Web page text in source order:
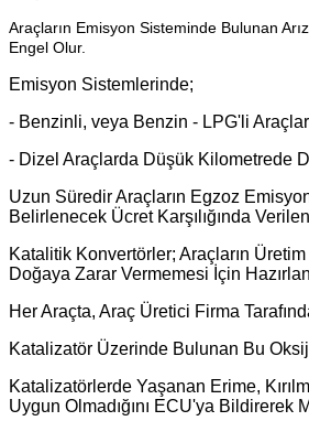
Araçların Emisyon Sisteminde Bulunan
Engel Olur.
Emisyon Sistemlerinde;
- Benzinli, veya Benzin - LPG'li
- Dizel Araçlarda Düşük Kilometrede
Uzun Süredir Araçların Egzoz
Belirlenecek Ücret Karşılığında
Katalitik Konvertörler; Araçların
Doğaya Zarar Vermemesi İçin
Her Araçta, Araç Üretici Firma
Katalizatör Üzerinde Bulunan Bu
Katalizatörlerde Yaşanan Erime,
Uygun Olmadığını ECU'ya Bildirerek